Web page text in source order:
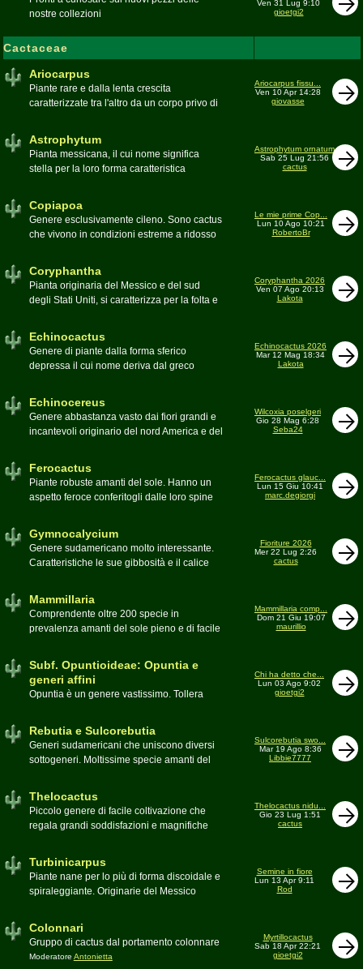
nostre collezioni
Ven 31 Lug 9:10
gioetgi2
Cactaceae
Ariocarpus
Piante rare e dalla lenta crescita
caratterizzate tra l'altro da un corpo privo di
alto rischio di scomparsa in habitat. Amanti
di terricci calcarei e ben drenati
Moderatore
Ariocarpus fissu...
Ven 10 Apr 14:28
giovasse
Astrophytum
Pianta messicana, il cui nome significa
stella per la loro forma caratteristica
Astrophytum ornatum
Sab 25 Lug 21:56
cactus
Copiapoa
Genere esclusivamente cileno. Sono cactus
che vivono in condizioni estreme a ridosso
ModeratoreLuca
Le mie prime Cop...
Lun 10 Ago 10:21
RobertoBr
Coryphantha
Pianta originaria del Messico e del sud
degli Stati Uniti, si caratterizza per la folta e
ànthos (fiore) per via dei suoi fiori che
spuntano sulla cima della pianta
Moderatore
Coryphantha 2026
Ven 07 Ago 20:13
Lakota
Echinocactus
Genere di piante dalla forma sferico
depressa il cui nome deriva dal greco
denominati cactus barile per il loro notevole
pessimo
Echinocactus 2026
Mar 12 Mag 18:34
Lakota
Echinocereus
Genere abbastanza vasto dai fiori grandi e
incantevoli originario del nord America e del
Wilcoxia poselgeri
Gio 28 Mag 6:28
Seba24
Ferocactus
Piante robuste amanti del sole. Hanno un
aspetto feroce conferitogli dalle loro spine
Ferocactus glauc...
Lun 15 Giu 10:41
marc.degiorgi
Gymnocalycium
Genere sudamericano molto interessante.
Caratteristiche le sue gibbosità e il calice
Fioriture 2026
Mer 22 Lug 2:26
cactus
Mammillaria
Comprendente oltre 200 specie in
prevalenza amanti del sole pieno e di facile
Mammillaria comp...
Dom 21 Giu 19:07
maurillio
Subf. Opuntioideae: Opuntia e
generi affini
Opuntia è un genere vastissimo. Tollera
Canada. Caratteristiche le temute spine
carnosi spesso commestibili
Chi ha detto che...
Lun 03 Ago 9:02
gioetgi2
Rebutia e Sulcorebutia
Generi sudamericani che uniscono diversi
sottogeneri. Moltissime specie amanti del
Sulcorebutia swo...
Mar 19 Ago 8:36
Libbie7777
Thelocactus
Piccolo genere di facile coltivazione che
regala grandi soddisfazioni e magnifiche
Thelocactus nidu...
Gio 23 Lug 1:51
cactus
Turbinicarpus
Piante nane per lo più di forma discoidale e
spiraleggiante. Originarie del Messico
Semine in fiore
Lun 13 Apr 9:11
Rod
Colonnari
Gruppo di cactus dal portamento colonnare
Moderatore Antonietta
Myrtillocactus
Sab 18 Apr 22:21
gioetgi2